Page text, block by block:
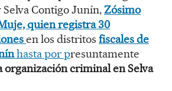
Contigo Junín,Zósimo
quien registra 30
en los distritos fiscales de
hasta por presuntamente
organización criminal en Selva